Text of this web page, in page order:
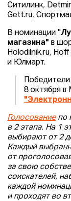
Ситилинк,
Gett.ru,
В номинации "
магазина" в
Holodilnik.ru,
и Юлмарт.
8 октября в
Голосованиепо
в 2 этапа. На 1
выбирают от 2
Каждый
от
за свою
соискателей,
каждой
и проходят во